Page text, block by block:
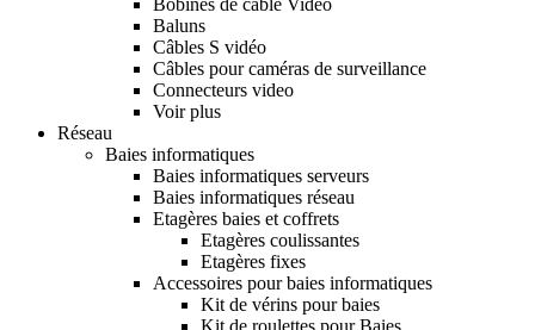
Baluns
Câbles S vidéo
Câbles pour caméras de surveillance
Connecteurs video
Voir plus
Réseau
Baies informatiques
Baies informatiques serveurs
Baies informatiques réseau
Etagères baies et coffrets
Etagères coulissantes
Etagères fixes
Accessoires pour baies informatiques
Kit de vérins pour baies
Kit de roulettes pour Baies